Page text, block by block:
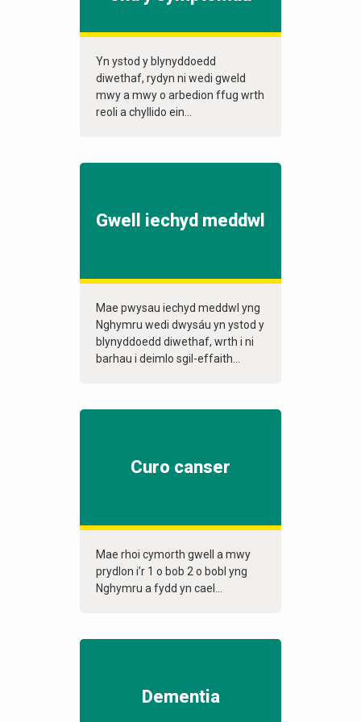
Yn ystod y blynyddoedd
diwethaf, rydyn ni wedi gweld
mwy a mwy o arbedion ffug wrth
reoli a chyllido ein...
Gwell iechyd meddwl
Mae pwysau iechyd meddwl yng
Nghymru wedi dwysáu yn ystod y
blynyddoedd diwethaf, wrth i ni
barhau i deimlo sgil-effaith...
Curo canser
Mae rhoi cymorth gwell a mwy
prydlon i’r 1 o bob 2 o bobl yng
Nghymru a fydd yn cael...
Dementia